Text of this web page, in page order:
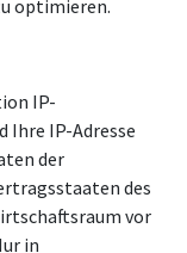
optimieren.
IP-
Ihre IP-Adresse
der
des
vor
in